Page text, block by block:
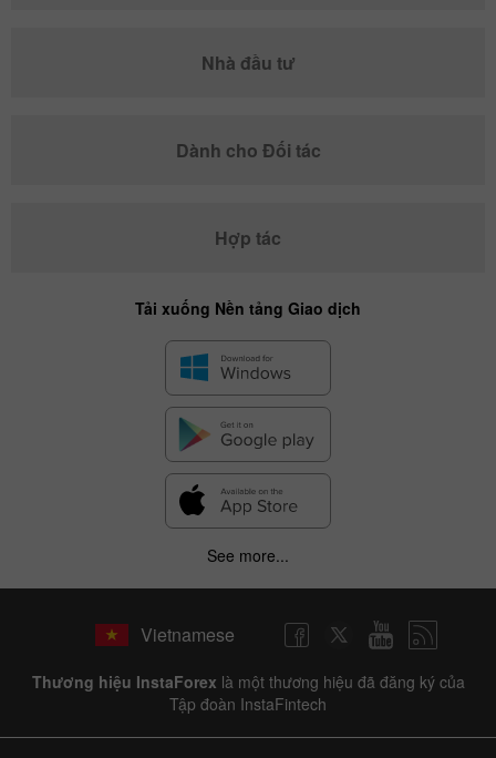
Nhà đầu tư
Dành cho Đối tác
Hợp tác
Tải xuống Nền tảng Giao dịch
See more...
Vietnamese
Thương hiệu InstaForex là một thương hiệu đã đăng ký của
Tập đoàn InstaFintech